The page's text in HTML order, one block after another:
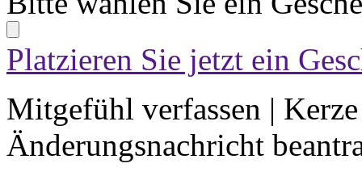
Platzieren Sie jetzt ein
Mitgefühl verfassen |
Änderungsnachricht